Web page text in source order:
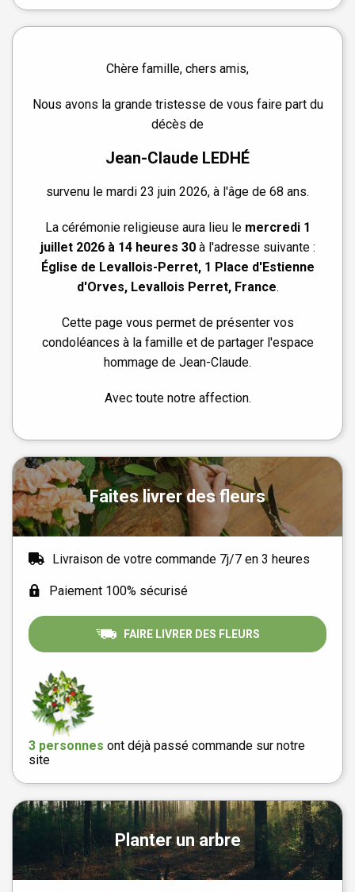
Chère famille, chers amis,
Nous avons la grande tristesse de vous faire part du
décès de
Jean-Claude LEDHÉ
survenu le mardi 23 juin 2026, à l'âge de 68 ans.
La cérémonie religieuse aura lieu le mercredi 1
juillet 2026 à 14 heures 30à l'adresse suivante :
Église de Levallois-Perret, 1 Place d'Estienne
d'Orves, Levallois Perret, France.
Cette page vous permet de présenter vos
condoléances à la famille et de partager l'espace
hommage de Jean-Claude.
Avec toute notre affection.
Faites livrer des fleurs
Livraison de votre commande 7j/7 en 3 heures
Paiement 100% sécurisé
FAIRE LIVRER DES FLEURS
3 personnes ont déjà passé commande sur notre
site
Planter un arbre